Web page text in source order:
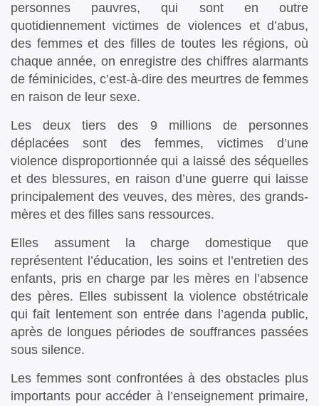
personnes pauvres, qui sont en outre
quotidiennement victimes de violences et d’abus,
des femmes et des filles de toutes les régions, où
chaque année, on enregistre des chiffres alarmants
de féminicides, c’est-à-dire des meurtres de femmes
en raison de leur sexe.
Les deux tiers des 9 millions de personnes
déplacées sont des femmes, victimes d’une
violence disproportionnée qui a laissé des séquelles
et des blessures, en raison d’une guerre qui laisse
principalement des veuves, des mères, des grands-
mères et des filles sans ressources.
Elles assument la charge domestique que
représentent l’éducation, les soins et l’entretien des
enfants, pris en charge par les mères en l’absence
des pères. Elles subissent la violence obstétricale
qui fait lentement son entrée dans l’agenda public,
après de longues périodes de souffrances passées
sous silence.
Les femmes sont confrontées à des obstacles plus
importants pour accéder à l’enseignement primaire,